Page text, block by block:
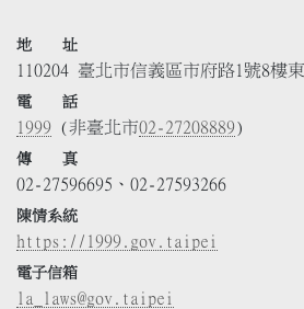
地 址
110204 臺北市信義區市府路1號8樓
電 話
1999 (非臺北市02-27208889)
傳 真
02-27596695、02-27593266
陳情系統
https://1999.gov.taipei
電子信箱
la_laws@gov.taipei